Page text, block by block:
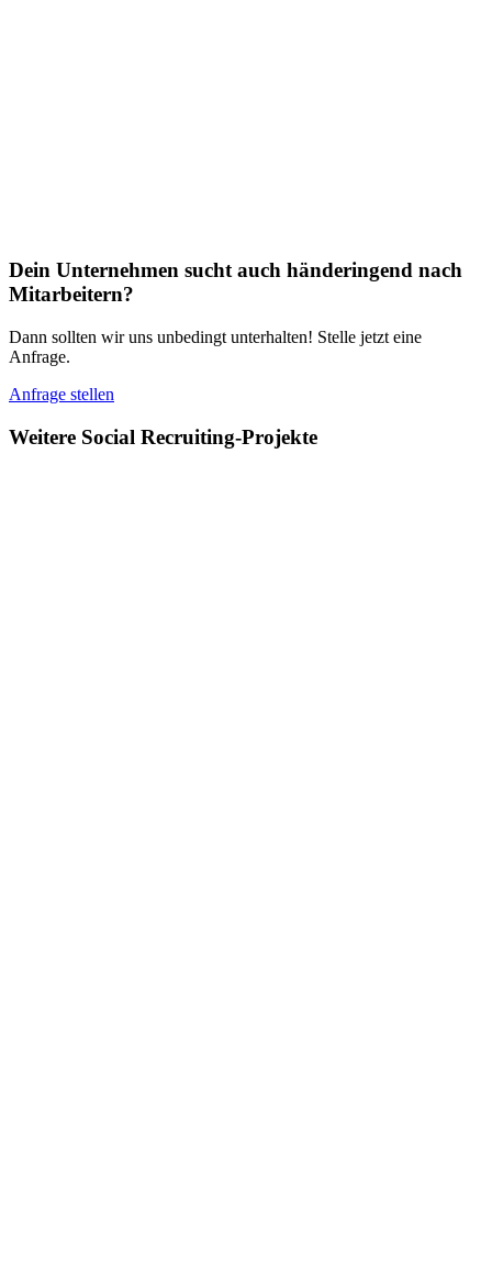
Dein Unternehmen sucht auch händeringend nach
Mitarbeitern?
Dann sollten wir uns unbedingt unterhalten! Stelle jetzt eine
Anfrage.
Anfrage stellen
Weitere Social Recruiting-Projekte